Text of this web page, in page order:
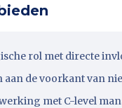
rol met directe
aan de voorkant van
met C-level